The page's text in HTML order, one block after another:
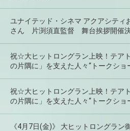
ユナイテッド・シネマ アクアシテ
さん 片渕須直監督 舞台挨拶開催決
祝☆大ヒットロングラン上映！テア
の片隅に」を支えた人々“トークショ
祝☆大ヒットロングラン上映！テア
の片隅に」を支えた人々“トークショ
《4月7日(金)》 大ヒットロングラン